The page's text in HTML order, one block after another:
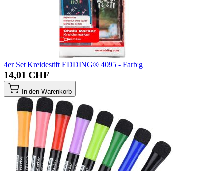
4er Set Kreidestift EDDING® 4095 - Farbig
14,01 CHF
In den Warenkorb